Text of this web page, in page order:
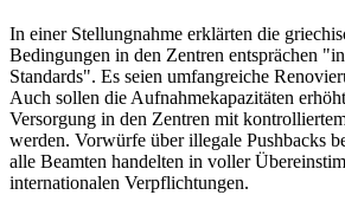
In einer Stellungnahme erklärten die
Bedingungen in den Zentren entsprächen
Standards". Es seien umfangreiche
Auch sollen die Aufnahmekapazitäten
Versorgung in den Zentren mit
werden. Vorwürfe über illegale Pushbacks
alle Beamten handelten in voller
internationalen Verpflichtungen.